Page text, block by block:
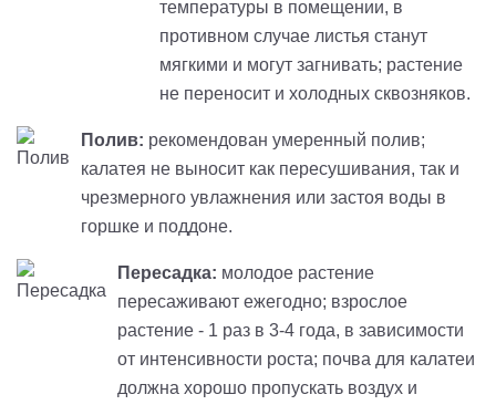
температуры в помещении, в
противном случае листья станут
мягкими и могут загнивать; растение
не переносит и холодных сквозняков.
Полив: рекомендован умеренный полив;
калатея не выносит как пересушивания, так и
чрезмерного увлажнения или застоя воды в
горшке и поддоне.
Пересадка: молодое растение
пересаживают ежегодно; взрослое
растение - 1 раз в 3-4 года, в зависимости
от интенсивности роста; почва для калатеи
должна хорошо пропускать воздух и